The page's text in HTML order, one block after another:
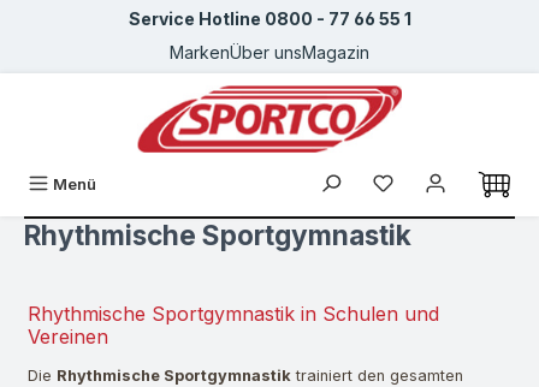
Zum Hauptinhalt springenService Hotline 0800 - 77 66 55 1
MarkenÜber unsMagazin
Menü Du hast 0
Rhythmische Sportgymnastik
Rhythmische Sportgymnastik in Schulen und
Vereinen
Die Rhythmische Sportgymnastik trainiert den gesamten